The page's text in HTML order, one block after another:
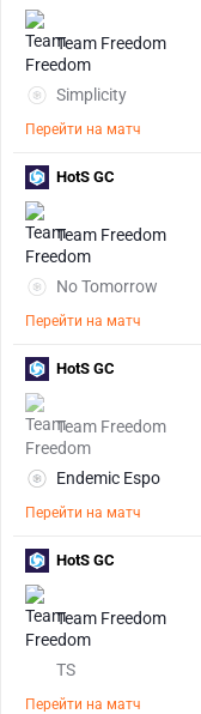
Team Freedom
Simplicity
Перейти на матч
Team Freedom
No Tomorrow
Перейти на матч
HotS GC
Team Freedom
Endemic Espo
Перейти на матч
HotS GC
Team Freedom
TS
Перейти на матч
HotS GC